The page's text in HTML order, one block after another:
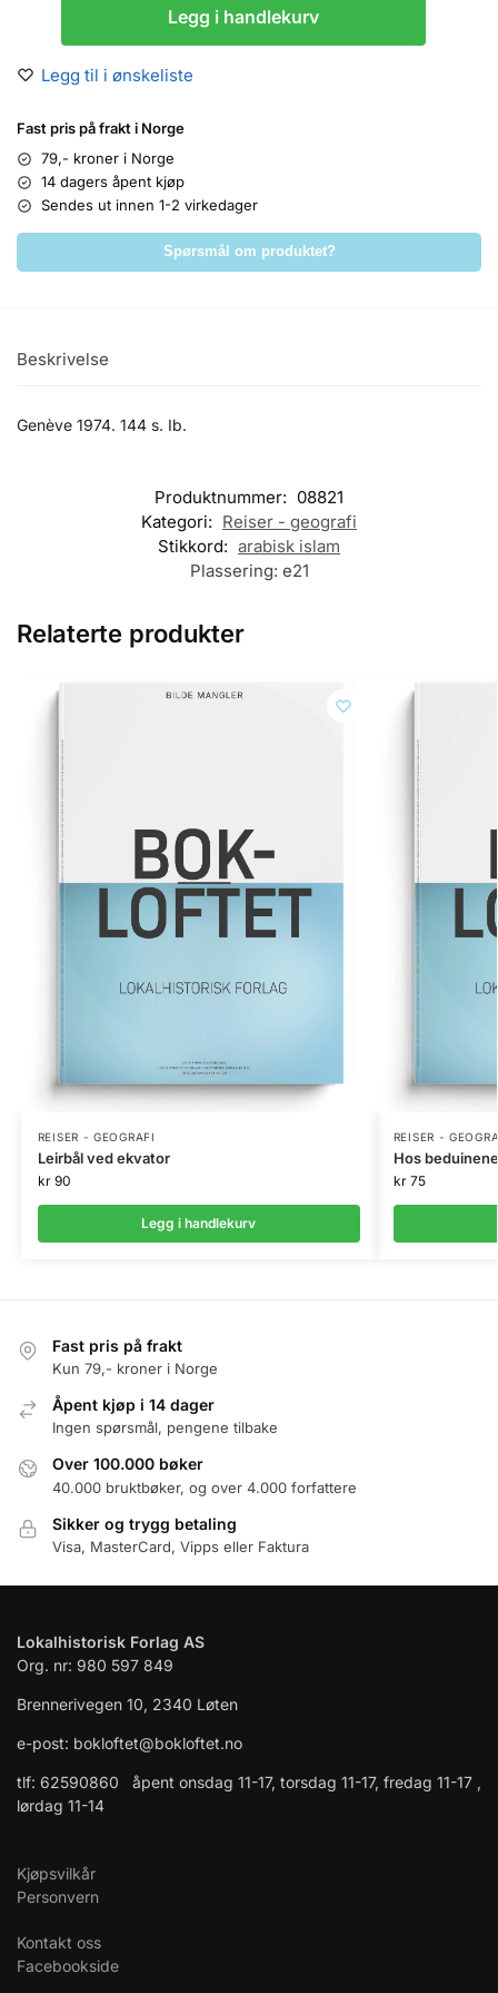
Legg i handlekurv
Legg til i ønskeliste
Fast pris på frakt i Norge
79,- kroner i Norge
14 dagers åpent kjøp
Sendes ut innen 1-2 virkedager
Spørsmål om produktet?
Beskrivelse
Genève 1974. 144 s. Ib.
Produktnummer: 08821
Kategori: Reiser - geografi
Stikkord: arabisk islam
Plassering: e21
Relaterte produkter
REISER - GEOGRAFI
Leirbål ved ekvator
kr90
Legg i handlekurv
REISER -
Hos
kr75
Fast pris på frakt
Kun 79,- kroner i Norge
Åpent kjøp i 14 dager
Ingen spørsmål, pengene tilbake
Over 100.000 bøker
40.000 bruktbøker, og over 4.000 forfattere
Sikker og trygg betaling
Visa, MasterCard, Vipps eller Faktura
Lokalhistorisk Forlag AS
Org. nr: 980 597 849
Brennerivegen 10, 2340 Løten
e-post: bokloftet@bokloftet.no
tlf: 62590860 åpent onsdag 11-17, torsdag 11-17, fredag 11-17 ,
lørdag 11-14
Kjøpsvilkår
Personvern
Kontakt oss
Facebookside